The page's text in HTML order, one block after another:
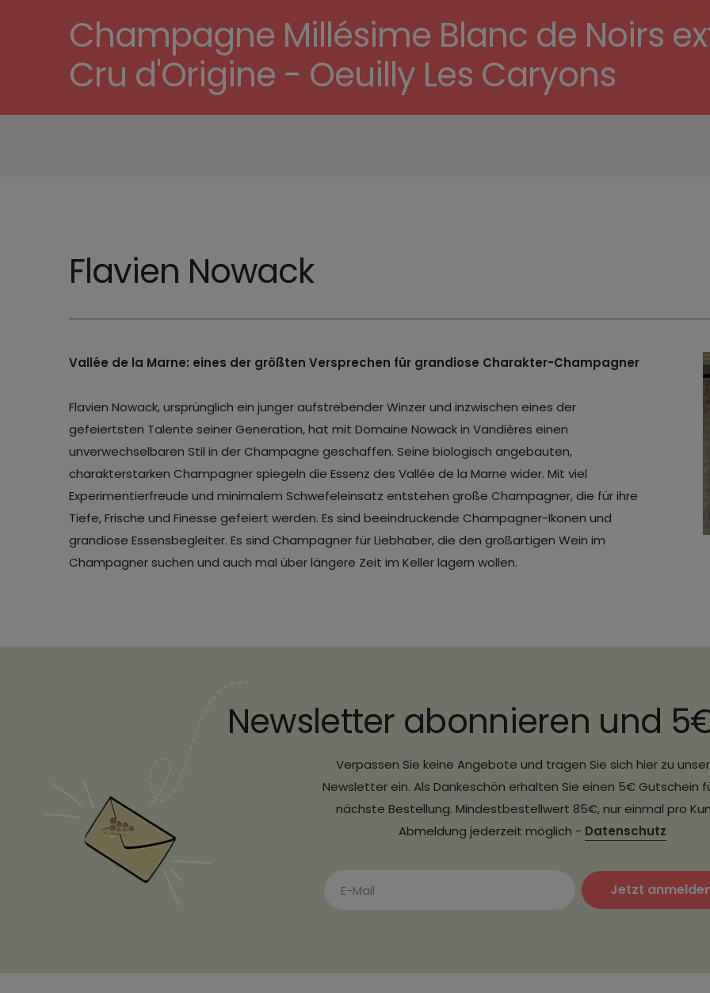
Champagne Millésime Blanc de Noirs
Cru d'Origine - Oeuilly Les Caryons
Flavien Nowack
Vallée de la Marne: eines der größten Versprechen für grandiose Charakter-Champagner
Flavien Nowack, ursprünglich ein junger aufstrebender Winzer und inzwischen eines der
gefeiertsten Talente seiner Generation, hat mit Domaine Nowack in Vandières einen
unverwechselbaren Stil in der Champagne geschaffen. Seine biologisch angebauten,
charakterstarken Champagner spiegeln die Essenz des Vallée de la Marne wider. Mit viel
Experimentierfreude und minimalem Schwefeleinsatz entstehen große Champagner, die für ihre
Tiefe, Frische und Finesse gefeiert werden. Es sind beeindruckende Champagner-Ikonen und
grandiose Essensbegleiter. Es sind Champagner für Liebhaber, die den großartigen Wein im
Champagner suchen und auch mal über längere Zeit im Keller lagern wollen.
Newsletter abonnieren und
Verpassen Sie keine Angebote und tragen Sie sich hier zu
Newsletter ein. Als Dankeschön erhalten Sie einen 5€ Gutschein
nächste Bestellung. Mindestbestellwert 85€, nur einmal pro
Abmeldung jederzeit möglich - Datenschutz
Jetzt